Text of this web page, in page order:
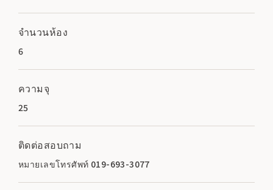
จำนวนห้อง
6
ความจุ
25
ติดต่อสอบถาม
หมายเลขโทรศัพท์ 019-693-3077